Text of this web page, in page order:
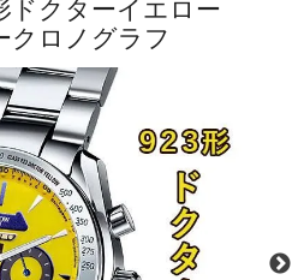
ドクターイエロー
クロノグラフ